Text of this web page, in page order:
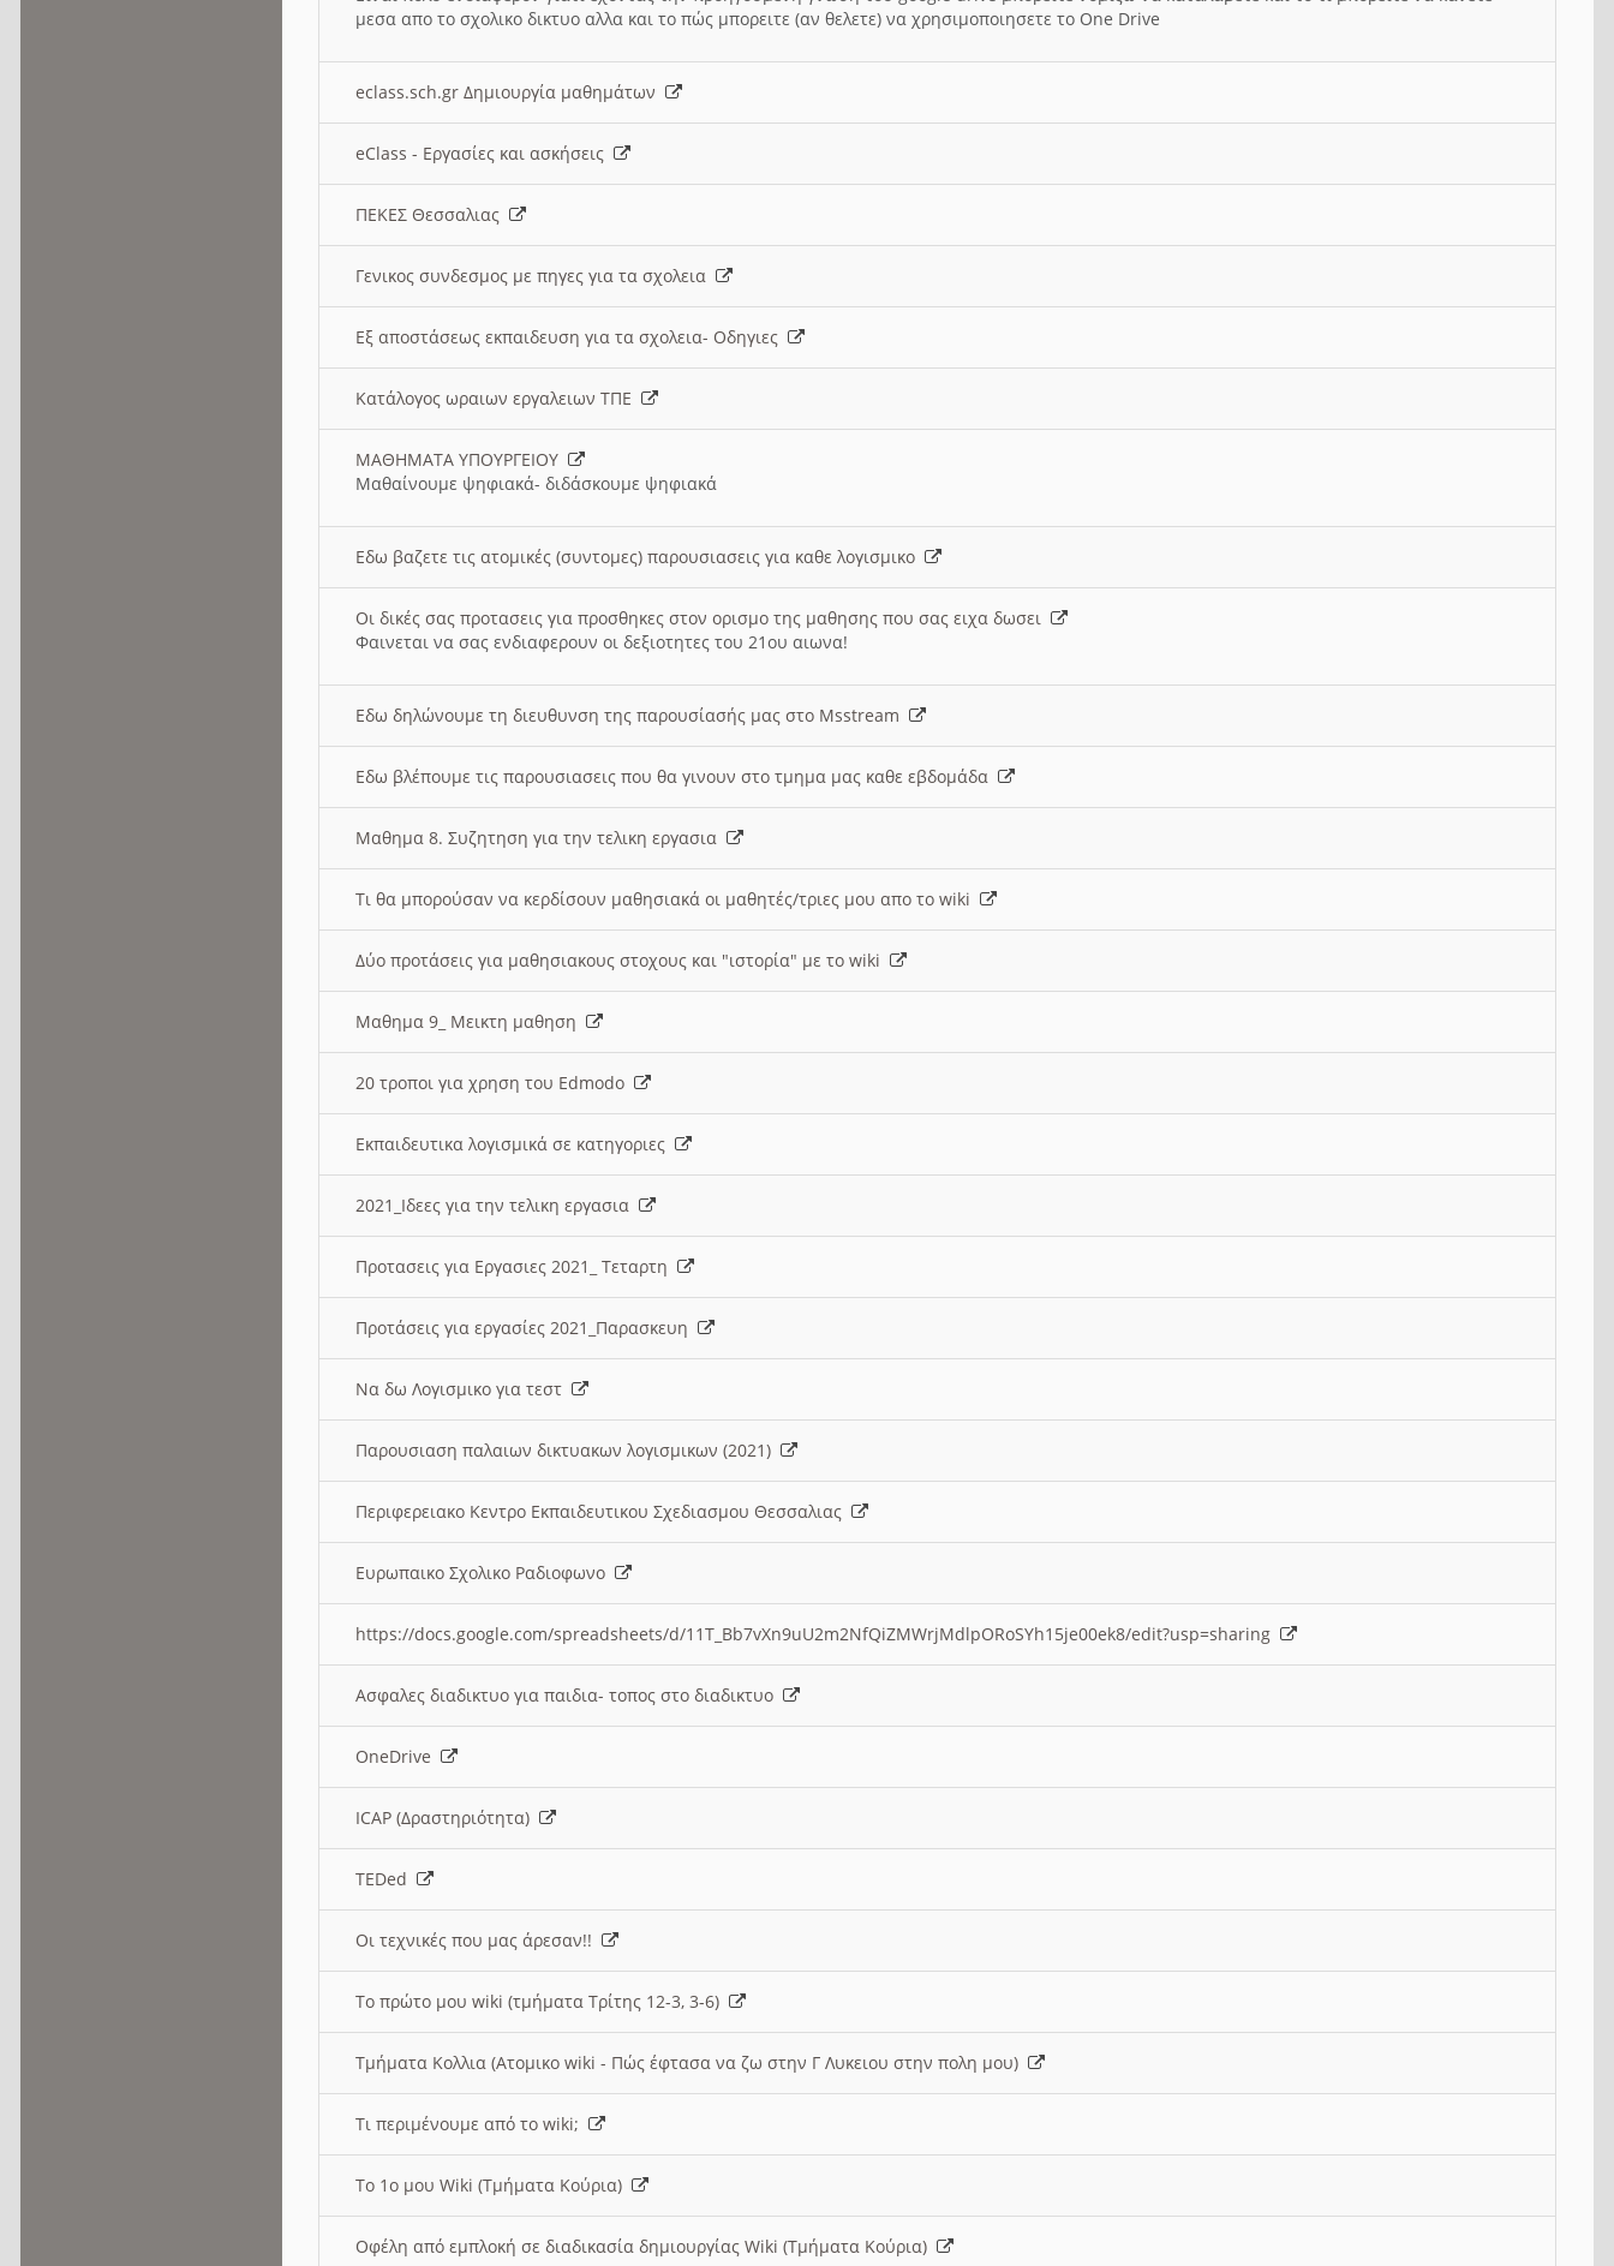
μεσα απο το σχολικο δικτυο αλλα και το πώς μπορειτε (αν θελετε) να χρησιμοποιησετε το One Drive
eclass.sch.gr Δημιουργία μαθημάτων
eClass - Εργασίες και ασκήσεις
ΠΕΚΕΣ Θεσσαλιας
Γενικος συνδεσμος με πηγες για τα σχολεια
Εξ αποστάσεως εκπαιδευση για τα σχολεια- Οδηγιες
Κατάλογος ωραιων εργαλειων ΤΠΕ
ΜΑΘΗΜΑΤΑ ΥΠΟΥΡΓΕΙΟΥ
Μαθαίνουμε ψηφιακά- διδάσκουμε ψηφιακά
Εδω βαζετε τις ατομικές (συντομες) παρουσιασεις για καθε λογισμικο
Οι δικές σας προτασεις για προσθηκες στον ορισμο της μαθησης που σας ειχα δωσει
Φαινεται να σας ενδιαφερουν οι δεξιοτητες του 21ου αιωνα!
Εδω δηλώνουμε τη διευθυνση της παρουσίασής μας στο Msstream
Εδω βλέπουμε τις παρουσιασεις που θα γινουν στο τμημα μας καθε εβδομάδα
Μαθημα 8. Συζητηση για την τελικη εργασια
Τι θα μπορούσαν να κερδίσουν μαθησιακά οι μαθητές/τριες μου απο το wiki
Δύο προτάσεις για μαθησιακους στοχους και "ιστορία" με το wiki
Μαθημα 9_ Μεικτη μαθηση
20 τροποι για χρηση του Edmodo
Εκπαιδευτικα λογισμικά σε κατηγοριες
2021_Ιδεες για την τελικη εργασια
Προτασεις για Εργασιες 2021_ Τεταρτη
Προτάσεις για εργασίες 2021_Παρασκευη
Να δω Λογισμικο για τεστ
Παρουσιαση παλαιων δικτυακων λογισμικων (2021)
Περιφερειακο Κεντρο Εκπαιδευτικου Σχεδιασμου Θεσσαλιας
Ευρωπαικο Σχολικο Ραδιοφωνο
https://docs.google.com/spreadsheets/d/11T_Bb7vXn9uU2m2NfQiZMWrjMdlpORoSYh15je00ek8/edit?usp=sharing
Ασφαλες διαδικτυο για παιδια- τοπος στο διαδικτυο
OneDrive
ICAP (Δραστηριότητα)
TEDed
Οι τεχνικές που μας άρεσαν!!
Το πρώτο μου wiki (τμήματα Τρίτης 12-3, 3-6)
Τμήματα Κολλια (Ατομικο wiki - Πώς έφτασα να ζω στην Γ Λυκειου στην πολη μου)
Τι περιμένουμε από το wiki;
Το 1ο μου Wiki (Τμήματα Κούρια)
Οφέλη από εμπλοκή σε διαδικασία δημιουργίας Wiki (Τμήματα Κούρια)